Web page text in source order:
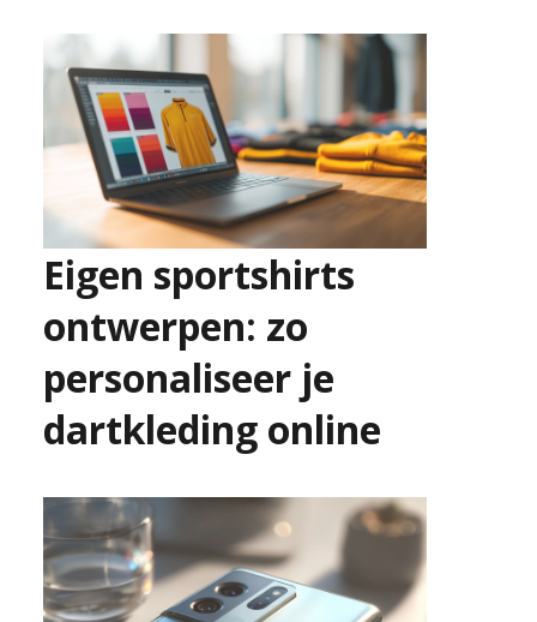
Eigen sportshirts
ontwerpen: zo
personaliseer je
dartkleding online